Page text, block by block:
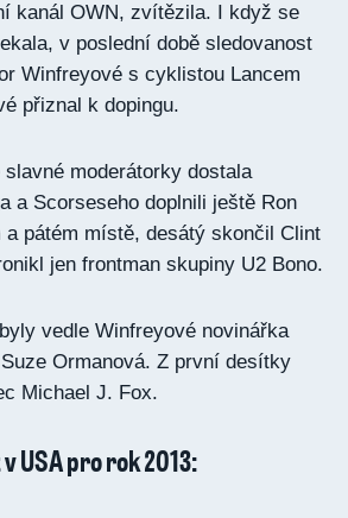
kanál OWN, zvítězila. I když se
v poslední době sledovanost
Winfreyové s cyklistou Lancem
přiznal k dopingu.
moderátorky dostala
a Scorseseho doplnili ještě Ron
pátém místě, desátý skončil Clint
jen frontman skupiny U2 Bono.
vedle Winfreyové novinářka
Ormanová. Z první desítky
Michael J. Fox.
USA pro rok 2013: